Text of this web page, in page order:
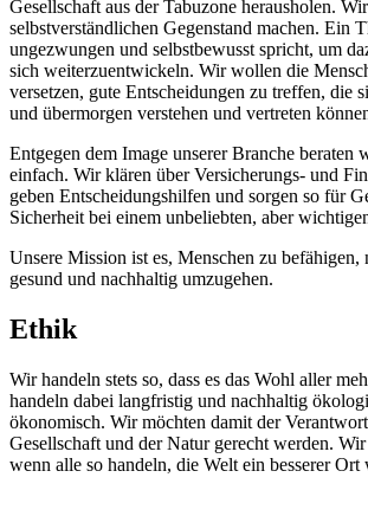
Gesellschaft aus der Tabuzone herausholen.
selbstverständlichen Gegenstand machen. Ein
ungezwungen und selbstbewusst spricht, um
sich weiterzuentwickeln. Wir wollen die
versetzen, gute Entscheidungen zu treffen, die
und übermorgen verstehen und vertreten
Entgegen dem Image unserer Branche beraten
einfach. Wir klären über Versicherungs- und
geben Entscheidungshilfen und sorgen so für
Sicherheit bei einem unbeliebten, aber
Unsere Mission ist es, Menschen zu befähigen,
gesund und nachhaltig umzugehen.
Ethik
Wir handeln stets so, dass es das Wohl aller
handeln dabei langfristig und nachhaltig
ökonomisch. Wir möchten damit der
Gesellschaft und der Natur gerecht werden. Wir
wenn alle so handeln, die Welt ein besserer Ort